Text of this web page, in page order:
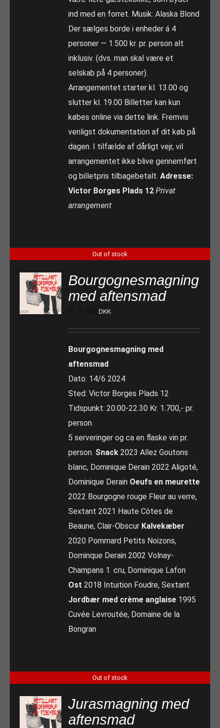
ind med en forret. Musik: Alaska Blond
Der sælges borde i enheder á 4
personer — 1.500 kr. pr. person alt
inklusiv. (dvs. man skal være et
selskab på 4 personer).
Arrangementet starter kl. 13.00 og
slutter kl. 19.00 Billetter kan kun
købes online via dette link. Fremvis
venligst dokumentation af dit køb på
dagen. I tilfælde af dårligt vejr, vil
arrangementet ikke blive gennemført
og billetpris tilbagebetalt.Adresse:
Victor Borges Plads 12 Privat
arrangement
Out of stock
Bourgognesmagning
med aftensmad
DKK
Bourgognesmagning med
aftensmad
Dato: 14/6 2024
Sted: Victor Borges Plads 12
Tidspunkt: 20.00-22.30 Kr. 1.700,- pr.
person.
5 serveringer og ca en flaske vin pr.
person. Snack 2023 Allez Goutons
blanc, Dominique Derain 2022 Aligoté,
Dominique Derain Oeufs en meurette
2022 Bourgogne rouge Fleur au verre,
Sextant 2021 Haute Côtes de
Beaune, Clair-Obscur Kalvekæber
2020 Pommard Petits Noizons,
Dominque Derain 2002 Volnay-
Champans 1. cru, Dominique Lafon
Ost 2018 Intuition Foudre, Sextant
Jordbær med crème anglaise 1995
Cuvée Levroutée, Domaine de la
Bongran
Out of stock
Jurasmagning med
aftensmad